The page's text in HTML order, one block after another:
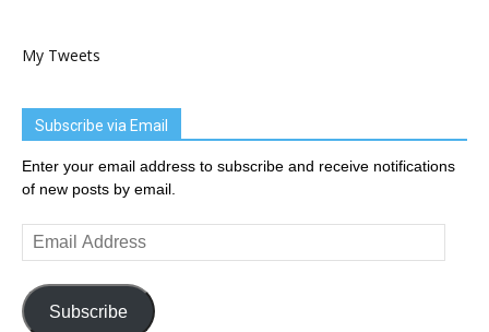
My Tweets
Subscribe via Email
Enter your email address to subscribe and receive notifications
of new posts by email.
Email
Address
Subscribe